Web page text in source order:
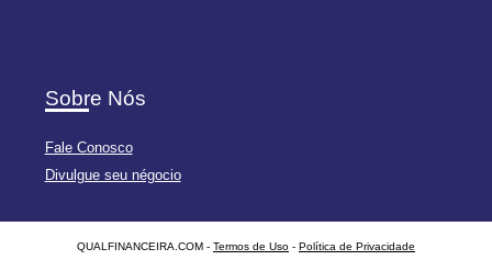
Sobre Nós
Fale Conosco
Divulgue seu négocio
QUALFINANCEIRA.COM - Termos de Uso - Política de Privacidade